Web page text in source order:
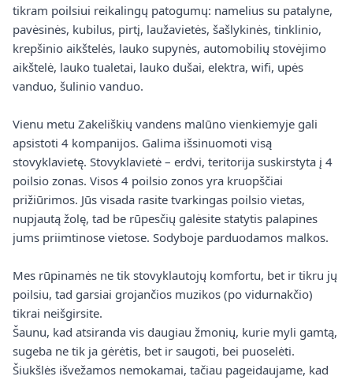
tikram poilsiui reikalingų patogumų: namelius su patalyne,
pavėsinės, kubilus, pirtį, laužavietės, šašlykinės, tinklinio,
krepšinio aikštelės, lauko supynės, automobilių stovėjimo
aikštelė, lauko tualetai, lauko dušai, elektra, wifi, upės
vanduo, šulinio vanduo.
Vienu metu Zakeliškių vandens malūno vienkiemyje gali
apsistoti 4 kompanijos. Galima išsinuomoti visą
stovyklavietę. Stovyklavietė – erdvi, teritorija suskirstyta į 4
poilsio zonas. Visos 4 poilsio zonos yra kruopščiai
prižiūrimos. Jūs visada rasite tvarkingas poilsio vietas,
nupjautą žolę, tad be rūpesčių galėsite statytis palapines
jums priimtinose vietose. Sodyboje parduodamos malkos.
Mes rūpinamės ne tik stovyklautojų komfortu, bet ir tikru jų
poilsiu, tad garsiai grojančios muzikos (po vidurnakčio)
tikrai neišgirsite.
Šaunu, kad atsiranda vis daugiau žmonių, kurie myli gamtą,
sugeba ne tik ja gėrėtis, bet ir saugoti, bei puoselėti.
Šiukšlės išvežamos nemokamai, tačiau pageidaujame, kad